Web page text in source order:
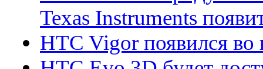
Texas Instruments
HTC Vigor появился во